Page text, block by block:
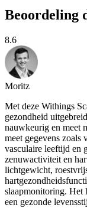
Beoordeling
8.6
Moritz
Met deze Withings
gezondheid
nauwkeurig en meet
meet gegevens zoals
vasculaire leeftijd en
zenuwactiviteit en
lichtgewicht,
slaapmonitoring. Het
een gezonde